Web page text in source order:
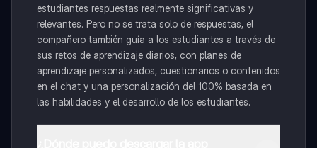
estudiantes respuestas realmente significativas y
relevantes. Pero no se trata solo de respuestas, el
compañero también guía a los estudiantes a través de
sus retos de aprendizaje diarios, con planes de
aprendizaje personalizados, cuestionarios o contenidos
en el chat y una personalización del 100% basada en
las habilidades y el desarrollo de los estudiantes.